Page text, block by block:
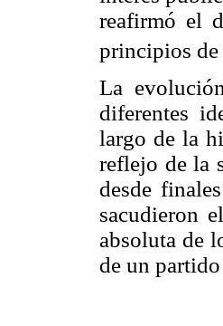
reafirmó el
principios
La
diferentes
largo de la
reflejo de la
desde
sacudieron
absoluta de
de un